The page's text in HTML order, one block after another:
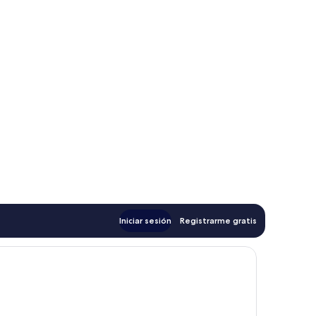
Iniciar sesión Registrarme gratis